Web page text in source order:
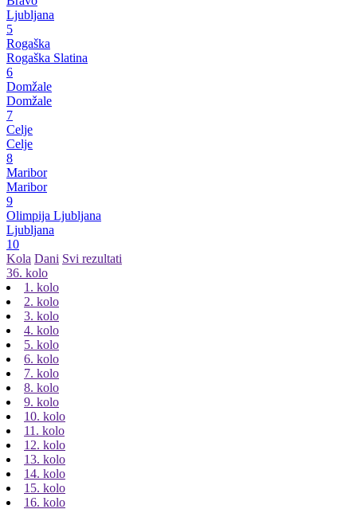
Ljubljana
5
Rogaška
Rogaška Slatina
6
Domžale
Domžale
7
Celje
Celje
8
Maribor
Maribor
9
Olimpija Ljubljana
Ljubljana
10
Kola Dani Svi rezultati
36. kolo
1. kolo
2. kolo
3. kolo
4. kolo
5. kolo
6. kolo
7. kolo
8. kolo
9. kolo
10. kolo
11. kolo
12. kolo
13. kolo
14. kolo
15. kolo
16. kolo